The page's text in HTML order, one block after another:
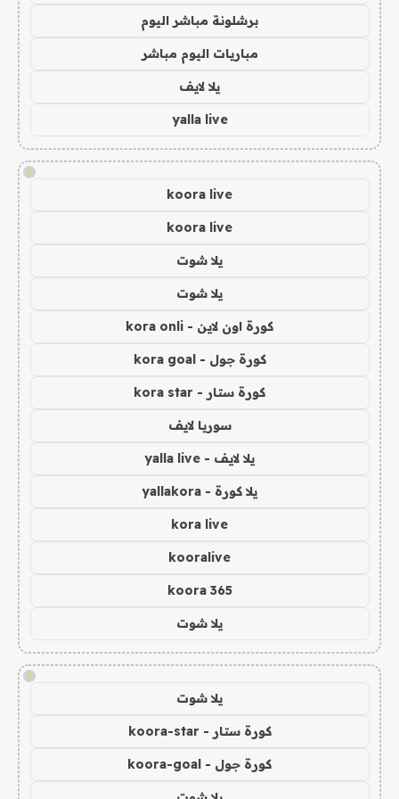
برشلونة مباشر اليوم
مباريات اليوم مباشر
يلا لايف
yalla live
!
koora live
koora live
يلا شوت
يلا شوت
كورة اون لاين - kora onli
كورة جول - kora goal
كورة ستار - kora star
سوريا لايف
يلا لايف - yalla live
يلا كورة - yallakora
kora live
kooralive
koora 365
يلا شوت
!
يلا شوت
كورة ستار - koora-star
كورة جول - koora-goal